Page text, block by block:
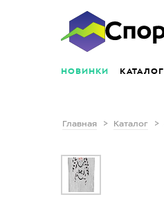
НОВИНКИ КАТАЛОГ
Главная Каталог